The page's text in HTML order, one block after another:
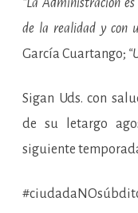
“La Administración
de la realidad y con
García Cuartango;
Sigan Uds. con
de su letargo
siguiente